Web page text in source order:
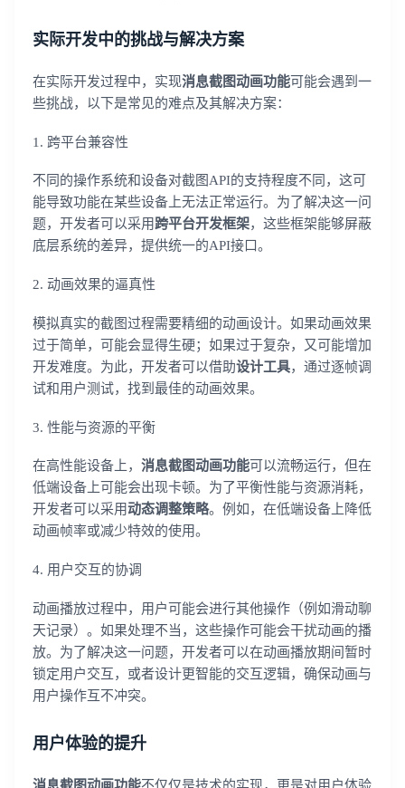
实际开发中的挑战与解决方案
在实际开发过程中，实现消息截图动画功能可能会遇到一
些挑战，以下是常见的难点及其解决方案：
1. 跨平台兼容性
不同的操作系统和设备对截图API的支持程度不同，这可
能导致功能在某些设备上无法正常运行。为了解决这一问
题，开发者可以采用跨平台开发框架，这些框架能够屏蔽
底层系统的差异，提供统一的API接口。
2. 动画效果的逼真性
模拟真实的截图过程需要精细的动画设计。如果动画效果
过于简单，可能会显得生硬；如果过于复杂，又可能增加
开发难度。为此，开发者可以借助设计工具，通过逐帧调
试和用户测试，找到最佳的动画效果。
3. 性能与资源的平衡
在高性能设备上， 消息截图动画功能可以流畅运行，但在
低端设备上可能会出现卡顿。为了平衡性能与资源消耗，
开发者可以采用动态调整策略。例如，在低端设备上降低
动画帧率或减少特效的使用。
4. 用户交互的协调
动画播放过程中，用户可能会进行其他操作（例如滑动聊
天记录）。如果处理不当，这些操作可能会干扰动画的播
放。为了解决这一问题，开发者可以在动画播放期间暂时
锁定用户交互，或者设计更智能的交互逻辑，确保动画与
用户操作互不冲突。
用户体验的提升
消息截图动画功能不仅仅是技术的实现，更是对用户体验